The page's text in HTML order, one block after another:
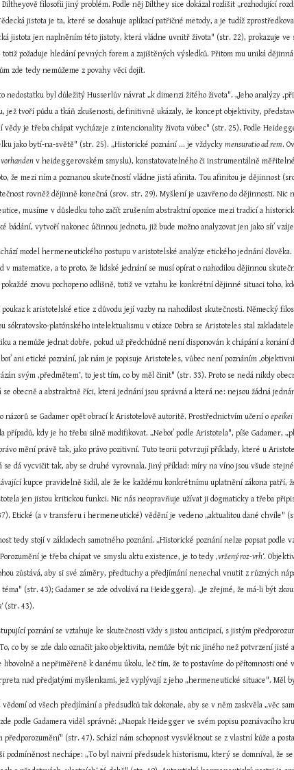
Diltheyově filosofii jiný problém. Podle něj Dilthey sice dokázal rozlišit „rozhodující
jistota je ta, které se dosahuje aplikací patřičné metody, a je tudíž
jistota jen naplněním této jistoty, která vládne uvnitř života" (str. 22), prokazuje
požaduje hledání pevných forem a zajištěných výsledků. Přitom mu uniká
zde tedy nemůžeme z povahy věci dojít.
nedostatku byl důležitý Husserlův návrat „k dimenzi žitého života". „Jeho analýzy
jež tvoří půdu a tkáň zkušenosti, definitivně ukázaly, že koncept objektivity,
vědy je třeba chápat vycházeje z intencionality života vůbec" (str. 25). Podle
jako bytí-na-světě" (str. 25). „Historické poznání ... je vždycky mensuratio ad rem.
vorhanden v heideggerovském smyslu), konstatovatelného či instrumentálně
že mezi ním a poznanou skutečností vládne jistá afinita. Tou afinitou je dějinnost
rovněž dějinně konečná (srov. str. 29). Myšlení je uzavřeno do dějinnosti.
musíme v důsledku toho začít zrušením abstraktní opozice mezi tradicí a
bádání, vytvoří nakonec účinnou jednotu, již bude možno analyzovat jen jako síť
model hermeneutického postupu v aristotelské analýze etického jednání
v matematice, a to proto, že lidské jednání se musí opírat o nahodilou dějinnou
znovu pochopeno odlišně, totiž ve vztahu ke konkrétní dějinné situaci toho,
poukaz k aristotelské etice z důvodu její vazby na nahodilost skutečnosti. Německý
sókratovsko-platónského intelektualismu v otázce Dobra se Aristoteles stal
a nemůže jednat dobře, pokud už předchůdně není disponován k chápání a
ani etické poznání, jak nám je popisuje Aristoteles, vůbec není poznáním
svým ‚předmětem‘, to jest tím, co by měl činit" (str. 33). Proto se nedá nikdy
se obecně a abstraktně říci, která jednání jsou správná a která ne: nejsou žádná
názorů se Gadamer opět obrací k Aristotelově autoritě. Prostřednictvím učení o epeikei
případů, kdy je ho třeba silně modifikovat. „Neboť podle Aristotela", píše Gadamer,
mění právě tak, jako právo pozitivní. Tuto teorii potvrzují příklady, které u
se dá vycvičit tak, aby se druhé vyrovnala. Jiný příklad: míry na víno jsou všude
kupce pravidelně šidil, ale že ke každému konkrétnímu uplatnění zákona
jen jistou kritickou funkci. Nic nás neopravňuje užívat ji dogmaticky a třeba
Etické (a v transferu i hermeneutické) vědění je vedeno „aktualitou dané chvíle"
tedy stojí v základech samotného poznání. „Historické poznání nelze popsat
je třeba chápat ve smyslu aktu existence, je to tedy ‚vržený roz-vrh‘.
zůstává, aby si své záměry, předtuchy a předjímání nenechal vnutit z různých
(str. 43); Gadamer se zde odvolává na Heideggera). „Je zřejmé, že má-li být
(str. 43).
poznání se vztahuje ke skutečnosti vždy s jistou anticipací, s jistým
co by se zde dalo označit jako objektivita, nemůže být nic jiného než potvrzení
libovolně a nepřiměřeně k danému úkolu, leč tím, že to postavíme do přítomnosti
nad předjatými myšlenkami, jež vyplývají z jeho „hermeneutické situace". Měl
vědomí od všech předjímání a předsudků tak dokonale, aby se v něm zaskvěla „věc
podle Gadamera viděl správně: „Naopak Heidegger ve svém popisu poznávacího
předporozumění" (str. 47). Schází nám schopnost vysvléknout se z vlastní kůže a
podmíněnost nechápe: „To byl naivní předsudek historismu, který se domníval, že